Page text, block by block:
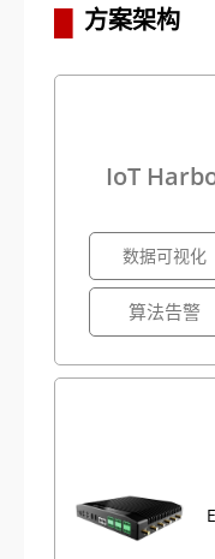
▋ 方案架构
IoT
数据可视化
算法告警